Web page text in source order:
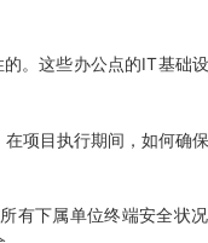
。这些办公点的IT基础
项目执行期间，如何确
有下属单位终端安全状